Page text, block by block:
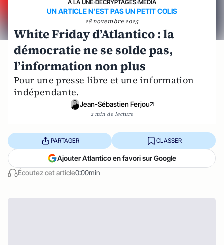
A LA UNE›DÉCRYPTAGES›MÉDIA
UN ARTICLE N’EST PAS UN PETIT COLIS
28 novembre 2025
White Friday d’Atlantico : la
démocratie ne se solde pas,
l’information non plus
Pour une presse libre et une information
indépendante.
Jean-Sébastien Ferjou
2 min de lecture
Écoutez cet article0:00min
PARTAGER CLASSER
Ajouter Atlantico en favori sur Google